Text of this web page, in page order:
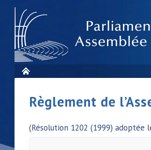
Règlement de
(Résolution 1202 (1999)